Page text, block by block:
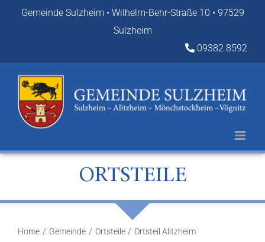
Gemeinde Sulzheim • Wilhelm-Behr-Straße 10 • 97529
Sulzheim
09382 8592
ORTSTEILE
Home Gemeinde Ortsteile Ortsteil Alitzheim